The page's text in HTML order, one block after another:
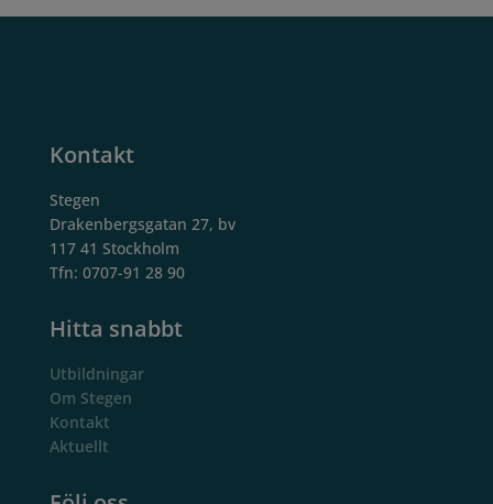
Kontakt
Stegen
Drakenbergsgatan 27, bv
117 41 Stockholm
Tfn: 0707-91 28 90
Hitta snabbt
Utbildningar
Om Stegen
Kontakt
Aktuellt